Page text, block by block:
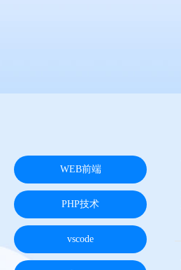
WEB前端
PHP技术
vscode